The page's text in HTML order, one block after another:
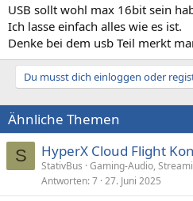
USB sollt wohl max 16bit sein
Ich lasse einfach alles wie es ist.
Denke bei dem usb Teil merkt
Du musst dich einloggen oder
Ähnliche Themen
S HyperX Cloud Flight
StativBus Gaming-Audio,
Antworten 7 27. Juni 2025